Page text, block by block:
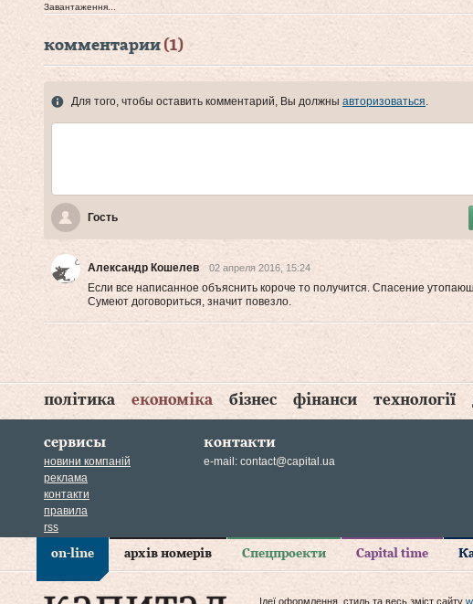
Завантаження...
комментарии (1)
Для того, чтобы оставить комментарий, Вы должны авторизоваться.
Гость
Александр Кошелев 02 апреля 2016, 15:24
Если все написанное объяснить короче то получится. Спасение
Сумеют договориться, значит повезло.
політика економіка бізнес фінанси технології
сервисы
новини компаній
реклама
контакти
правила
rss
контакти
e-mail: contact@capital.ua
on-line архів номерів Спецпроекти Capital time
Ідеї оформлення, стиль та весь зміст сайту